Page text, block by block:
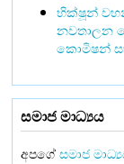
භික්ෂූන්
නවතාලන
කොමිෂන්
සමාජ මාධ්‍යය
අපගේසමාජ